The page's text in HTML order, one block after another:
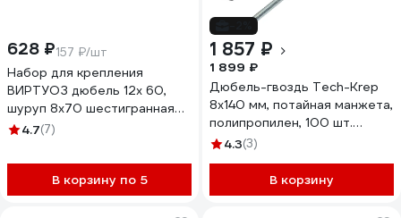
628 ₽157 ₽/шт
Набор для крепления
ВИРТУОЗ дюбель 12х 60,
шуруп 8х70 шестигранная
головка, 4 шт. 00149
4.7(7)
В корзину по 5
1 857 ₽
1 899 ₽
Дюбель-гвоздь Tech-Krep
8x140 мм, потайная манжета,
полипропилен, 100 шт.
154272
4.3(3)
В корзину